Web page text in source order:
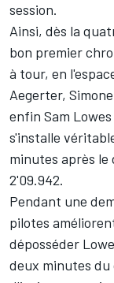
session.
Ainsi, dès la
bon premier
à tour, en
Aegerter,
enfin Sam
s'installe
minutes après le
2'09.942.
Pendant une
pilotes
déposséder
deux minutes du